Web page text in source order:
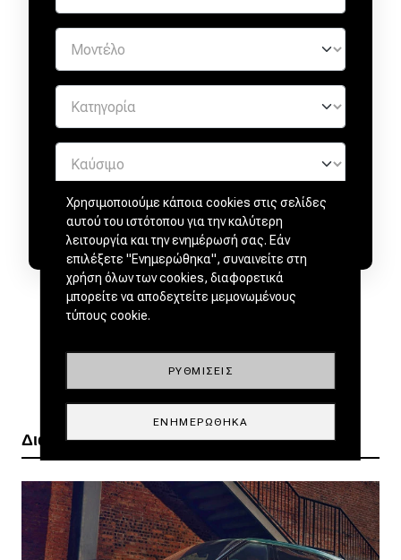
Διαβάστε ακόμα
Χρησιμοποιούμε κάποια cookies στις σελίδες
αυτού του ιστότοπου για την καλύτερη
λειτουργία και την ενημέρωσή σας. Εάν
επιλέξετε "Ενημερώθηκα", συναινείτε στη
χρήση όλων των cookies, διαφορετικά
μπορείτε να αποδεχτείτε μεμονωμένους
τύπους cookie.
ΡΥΘΜΊΣΕΙΣ
ΕΝΗΜΕΡΏΘΗΚΑ